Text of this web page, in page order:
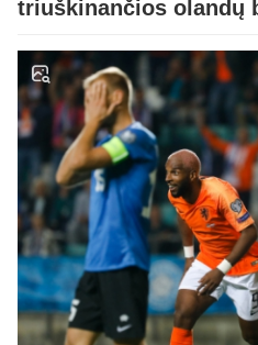
triuškinančios olandų